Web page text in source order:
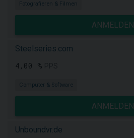
Fotografieren & Filmen
ANMELDEN
Steelseries.com
4,00 %
Computer & Software
ANMELDEN
Unboundvr.de